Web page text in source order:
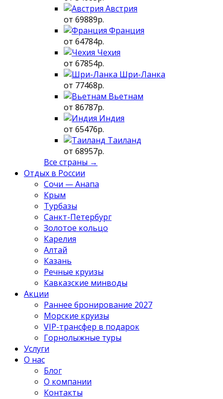
Австрия
от 69889р.
Франция
от 64784р.
Чехия
от 67854р.
Шри-Ланка
от 77468р.
Вьетнам
от 86787р.
Индия
от 65476р.
Таиланд
от 68957р.
Все страны →
Отдых в России
Сочи — Анапа
Крым
Турбазы
Санкт-Петербург
Золотое кольцо
Карелия
Алтай
Казань
Речные круизы
Кавказские минводы
Акции
Раннее бронирование 2027
Морские круизы
VIP-трансфер в подарок
Горнолыжные туры
Услуги
О нас
Блог
О компании
Контакты